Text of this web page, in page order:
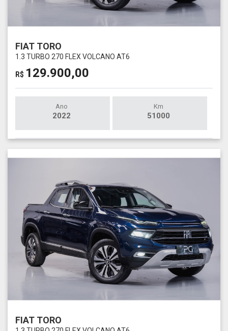
FIAT TORO
1.3 TURBO 270 FLEX VOLCANO AT6
R$ 129.900,00
Ano
2022
Km
51000
FIAT TORO